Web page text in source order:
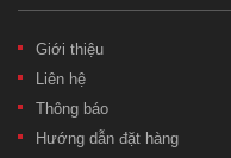
Giới thiệu
Liên hệ
Thông báo
Hướng dẫn đặt hàng